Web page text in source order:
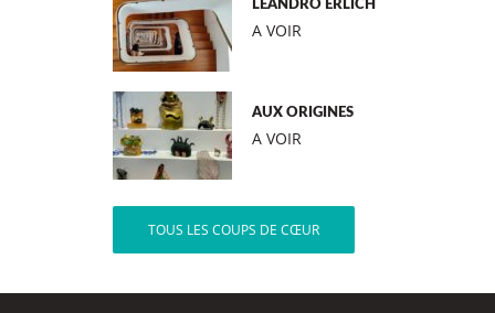
LEANDRO ERLICH
A VOIR
AUX ORIGINES
A VOIR
TOUS LES COUPS DE CŒUR